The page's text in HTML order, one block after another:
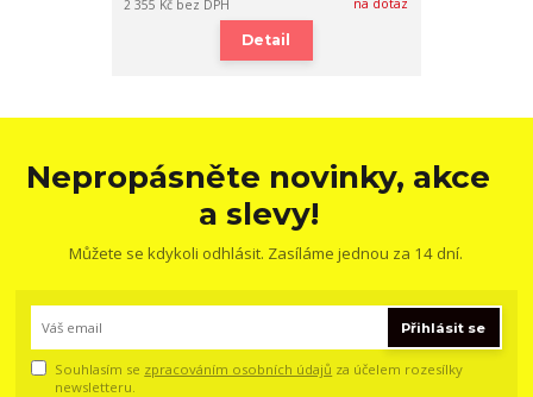
2 355 Kč bez DPH
Detail
Nepropásněte novinky, akce
a slevy!
Můžete se kdykoli odhlásit. Zasíláme jednou za 14 dní.
Přihlásit se
Souhlasím se zpracováním osobních údajů za účelem rozesílky
newsletteru.